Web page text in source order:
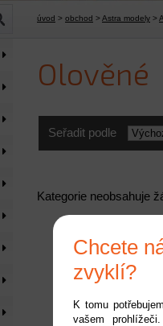
úvod > obchod >Astra modely >
Olověné
Seřadit podle
Kategorie neobsahuje
Chcete
zvyklí?
K tomu
vašem